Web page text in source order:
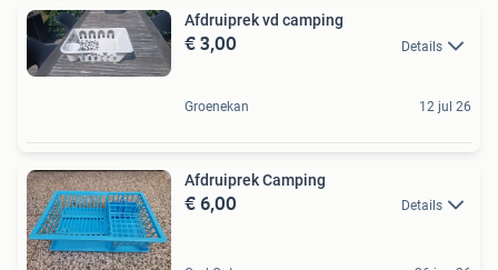
Afdruiprek vd camping
€ 3,00 Details
Groenekan 12 jul 26
Afdruiprek Camping
€ 6,00 Details